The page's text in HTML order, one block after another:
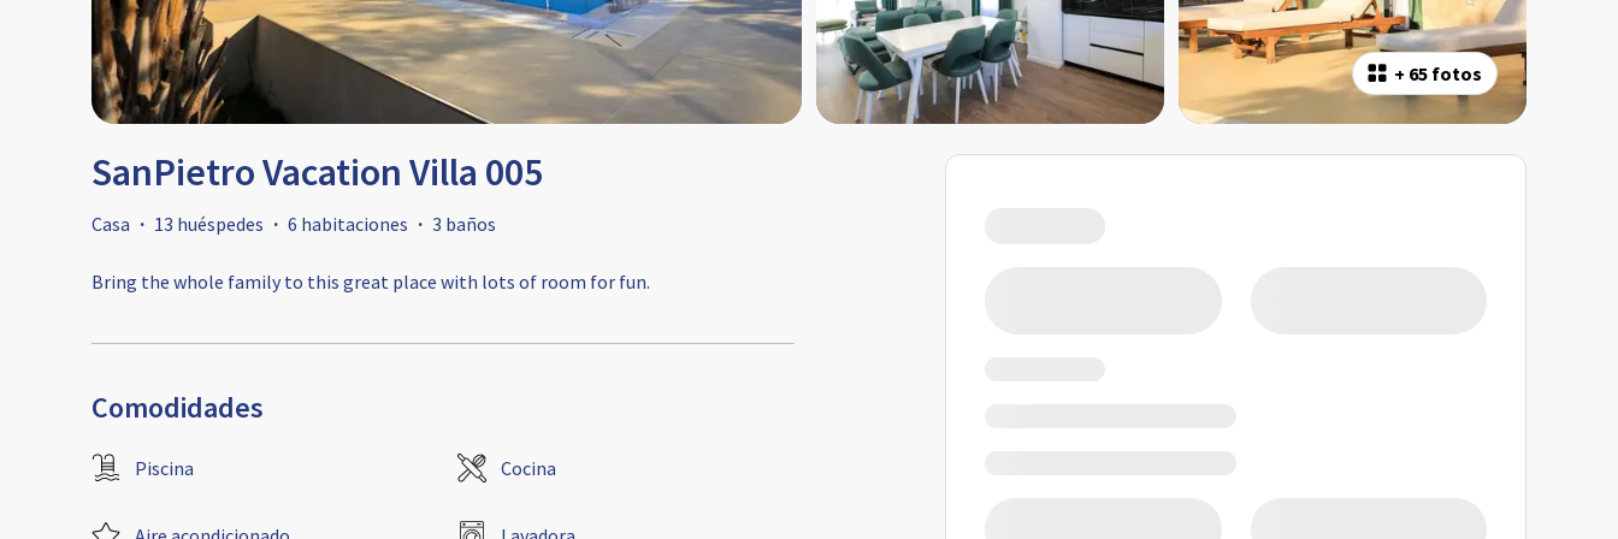
+ 65 fotos
SanPietro Vacation Villa 005
Casa · 13 huéspedes · 6 habitaciones · 3 baños
Bring the whole family to this great place with lots of room for fun.
Comodidades
Piscina Cocina